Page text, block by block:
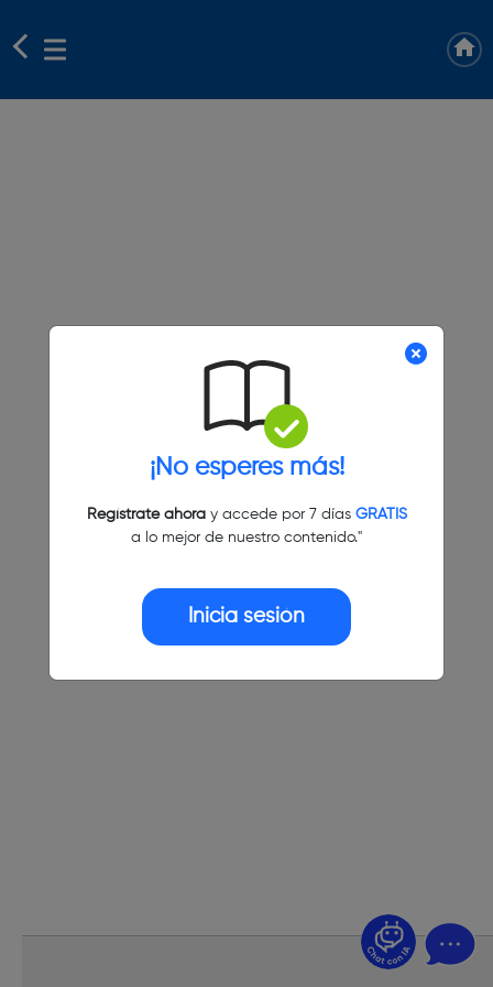
¡No esperes más!
Regístrate ahoray accede por 7 días GRATIS
a lo mejor de nuestro contenido."
Inicia sesión